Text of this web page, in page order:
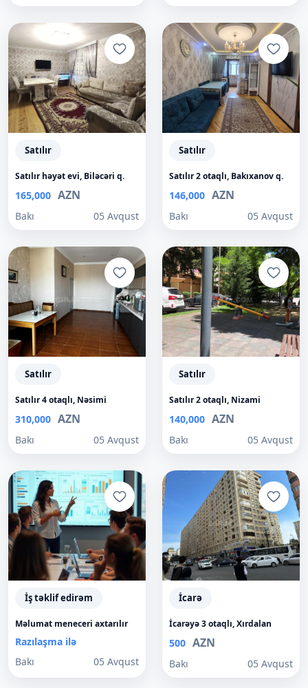
Satılır
Satılır həyət evi, Biləcəri q.
165,000 AZN
Bakı 05 Avqust
Satılır
Satılır 2 otaqlı, Bakıxanov q.
146,000 AZN
Bakı 05 Avqust
Satılır
Satılır 4 otaqlı, Nəsimi
310,000 AZN
Bakı 05 Avqust
Satılır
Satılır 2 otaqlı, Nizami
140,000 AZN
Bakı 05 Avqust
İş təklif edirəm
Məlumat meneceri axtarılır
Razılaşma ilə
Bakı
05 Avqust
İcarə
İcarəyə 3 otaqlı, Xırdalan
500 AZN
Bakı 05 Avqust